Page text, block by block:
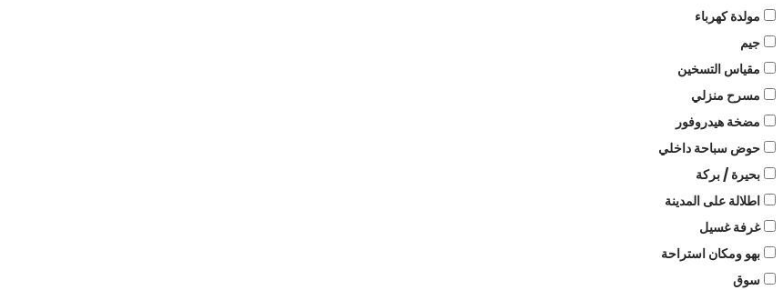
مولدة كهرباء
جيم
مقياس التسخين
مسرح منزلي
مضخة هيدروفور
حوض سباحة داخلي
بحيرة / بركة
اطلالة على المدينة
غرفة غسيل
بهو ومكان استراحة
سوق